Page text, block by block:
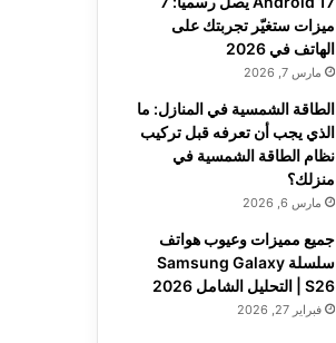
ميزات ستغيّر تجربتك على
الهاتف في 2026
مارس 7, 2026
الطاقة الشمسية في المنازل: ما
الذي يجب أن تعرفه قبل تركيب
نظام الطاقة الشمسية في
منزلك؟
مارس 6, 2026
جميع مميزات وعيوب هواتف
سلسلة Samsung Galaxy
S26 | التحليل الشامل 2026
فبراير 27, 2026